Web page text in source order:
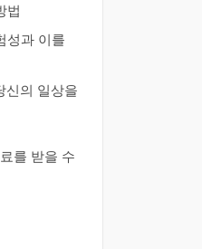
법
성과 이를
신의 일상을
를 받을 수